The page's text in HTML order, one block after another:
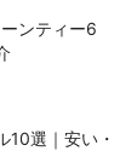
ンティー6
10選｜安い・